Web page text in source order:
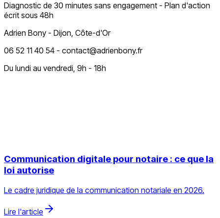
Diagnostic de 30 minutes sans engagement - Plan d'action
écrit sous 48h
Adrien Bony - Dijon, Côte-d'Or
06 52 11 40 54 - contact@adrienbony.fr
Du lundi au vendredi, 9h - 18h
Communication digitale pour notaire : ce que la
loi autorise
Le cadre juridique de la communication notariale en 2026.
Lire l'article